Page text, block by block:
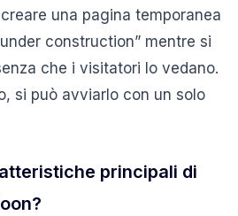
una pagina temporanea
construction” mentre si
che i visitatori lo vedano.
si può avviarlo con un solo
principali di